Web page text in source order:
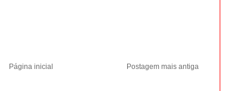
Postagem mais antiga
Página inicial